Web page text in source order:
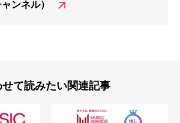
ンネル）
せて読みたい関連記事